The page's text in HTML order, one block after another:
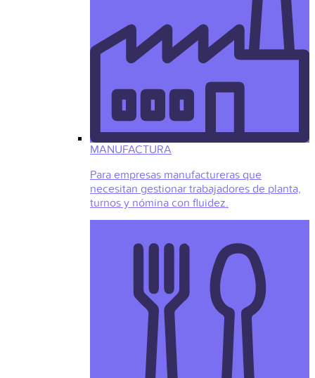
MANUFACTURA
Para empresas manufactureras que
necesitan gestionar trabajadores de planta,
turnos y nómina con fluidez.